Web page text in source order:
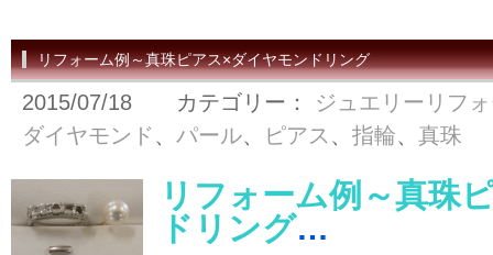
リフォーム例～真珠ピアス×ダイヤモンドリング
2015/07/18 カテゴリー： ジュエリーリフ
ダイヤモンド 、 パール、 ピアス 、 指輪、 真珠
リフォーム例～真珠
ドリング…